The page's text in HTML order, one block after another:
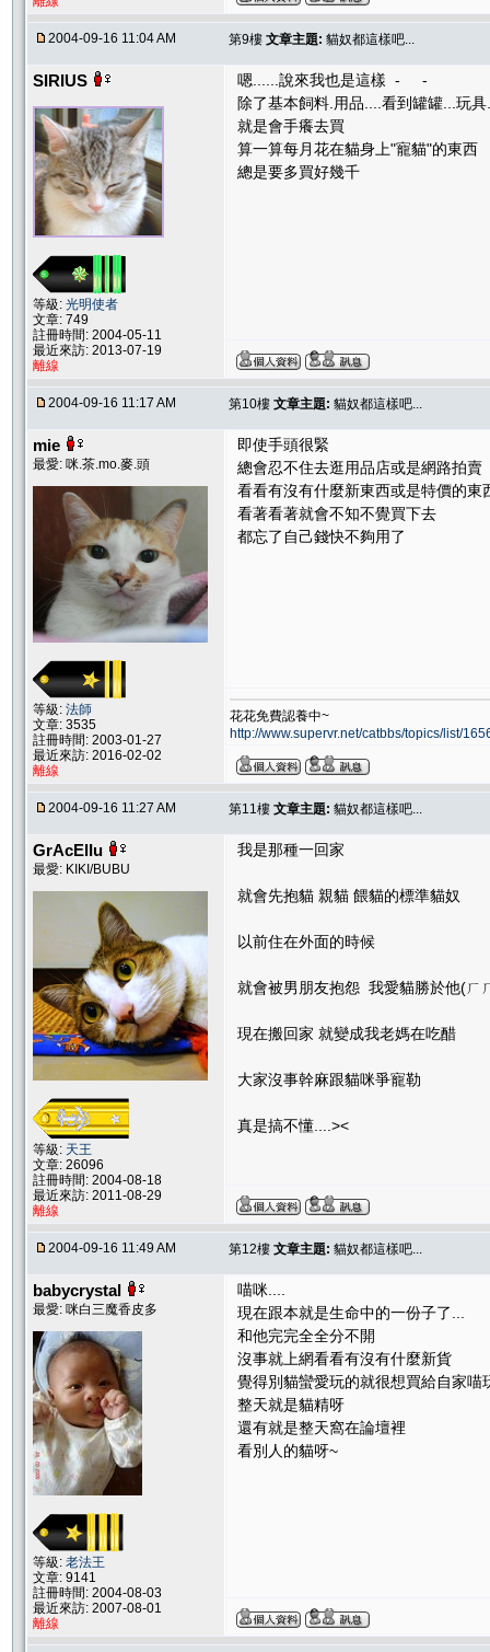
2004-09-16 11:04 AM 第9樓 文章主題: 貓奴都這樣吧...
SIRIUS
等級: 光明使者
文章: 749
註冊時間: 2004-05-11
最近來訪: 2013-07-19
離線
嗯......說來我也是這樣 - -
除了基本飼料.用品....看到罐罐...玩
就是會手癢去買
算一算每月花在貓身上"寵貓"的東西
總是要多買好幾千
2004-09-16 11:17 AM 第10樓 文章主題: 貓奴都這樣吧...
mie
最愛: 咪.茶.mo.麥.頭
等級: 法師
文章: 3535
註冊時間: 2003-01-27
最近來訪: 2016-02-02
離線
即使手頭很緊
總會忍不住去逛用品店或是網路拍賣
看看有沒有什麼新東西或是特價的東
看著看著就會不知不覺買下去
都忘了自己錢快不夠用了
花花免費認養中~
http://www.supervr.net/catbbs/topics/list/
2004-09-16 11:27 AM 第11樓 文章主題: 貓奴都這樣吧...
GrAcElIu
最愛: KIKI/BUBU
等級: 天王
文章: 26096
註冊時間: 2004-08-18
最近來訪: 2011-08-29
離線
我是那種一回家
就會先抱貓 親貓 餵貓的標準貓奴
以前住在外面的時候
就會被男朋友抱怨 我愛貓勝於他(ㄏ
現在搬回家 就變成我老媽在吃醋
大家沒事幹麻跟貓咪爭寵勒
真是搞不懂....><
2004-09-16 11:49 AM 第12樓 文章主題: 貓奴都這樣吧...
babycrystal
最愛: 咪白三魔香皮多
等級: 老法王
文章: 9141
註冊時間: 2004-08-03
最近來訪: 2007-08-01
離線
喵咪....
現在跟本就是生命中的一份子了...
和他完完全全分不開
沒事就上網看看有沒有什麼新貨
覺得別貓蠻愛玩的就很想買給自家喵
整天就是貓精呀
還有就是整天窩在論壇裡
看別人的貓呀~